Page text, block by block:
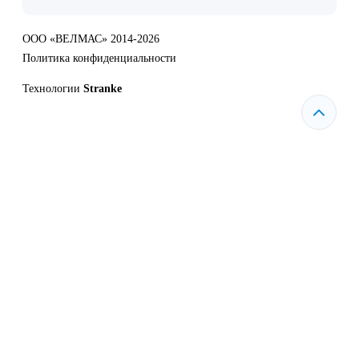
ООО «ВЕЛМАС» 2014-2026
Политика конфиденциальности
Технологии Stranke